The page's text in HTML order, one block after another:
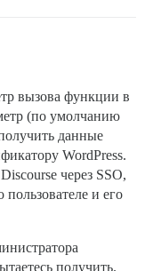
вызова функции в
(по умолчанию
данные
WordPress.
через SSO,
и его
получить.